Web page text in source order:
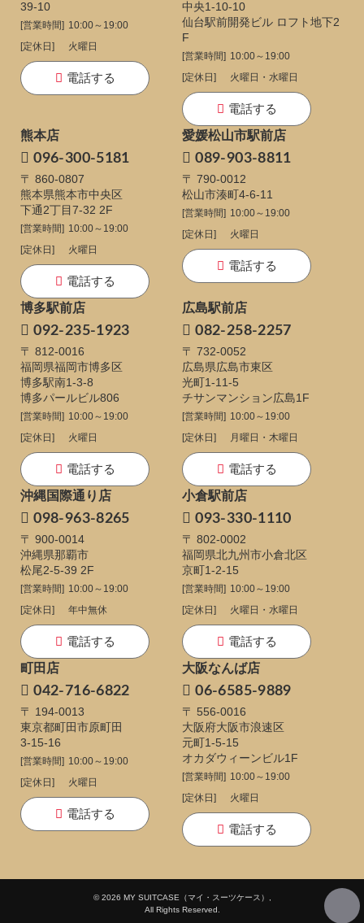
39-10
[営業時間] 10:00～19:00
[定休日]
火曜日
電話する
中央1-10-10
仙台駅前開発ビル ロフト地下2
F
[営業時間] 10:00～19:00
[定休日]
火曜日・水曜日
電話する
熊本店
096-300-5181
〒 860-0807
熊本県熊本市中央区
下通2丁目7-32 2F
[営業時間] 10:00～19:00
[定休日]
火曜日
電話する
愛媛松山市駅前店
089-903-8811
〒 790-0012
松山市湊町4-6-11
[営業時間] 10:00～19:00
[定休日]
火曜日
電話する
博多駅前店
092-235-1923
〒 812-0016
福岡県福岡市博多区
博多駅南1-3-8
博多パールビル806
[営業時間] 10:00～19:00
[定休日]
火曜日
電話する
広島駅前店
082-258-2257
〒 732-0052
広島県広島市東区
光町1-11-5
チサンマンション広島1F
[営業時間] 10:00～19:00
[定休日]
月曜日・木曜日
電話する
沖縄国際通り店
098-963-8265
〒 900-0014
沖縄県那覇市
松尾2-5-39 2F
[営業時間] 10:00～19:00
[定休日]
年中無休
電話する
小倉駅前店
093-330-1110
〒 802-0002
福岡県北九州市小倉北区
京町1-2-15
[営業時間] 10:00～19:00
[定休日]
火曜日・水曜日
電話する
町田店
042-716-6822
〒 194-0013
東京都町田市原町田
3-15-16
[営業時間] 10:00～19:00
[定休日]
火曜日
電話する
大阪なんば店
06-6585-9889
〒 556-0016
大阪府大阪市浪速区
元町1-5-15
オカダウィーンビル1F
[営業時間] 10:00～19:00
[定休日]
火曜日
電話する
© 2026 MY SUITCASE（マイ・スーツケース）,
All Rights Reserved.